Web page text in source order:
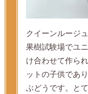
クイーンルージ
果樹試験場でユ
け合わせて作ら
ットの子供であ
ぶどうです。と